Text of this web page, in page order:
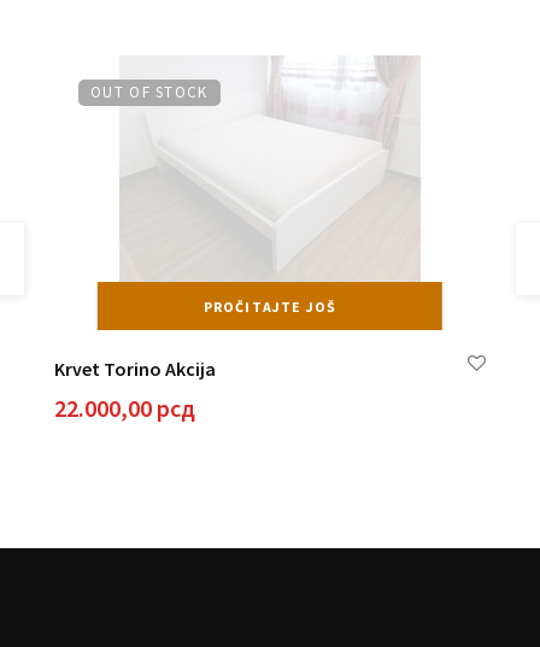
OUT OF STOCK
PROČITAJTE JOŠ
Krvet Torino Akcija
22.000,00 рсд